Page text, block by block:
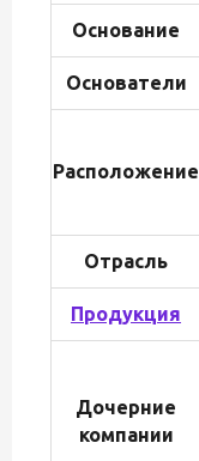
Основание
Основатели
Расположение
Отрасль
Продукция
Дочерние
компании